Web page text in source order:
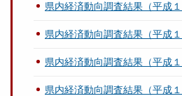
県内経済動向調査結果（平成１
県内経済動向調査結果（平成１
県内経済動向調査結果（平成１
県内経済動向調査結果（平成１